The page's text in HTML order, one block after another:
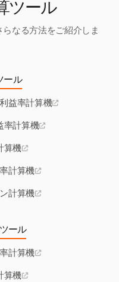
ツール
なる方法をご紹介しま
ール
益率計算機
率計算機
算機
計算機
計算機
ール
計算機
算機